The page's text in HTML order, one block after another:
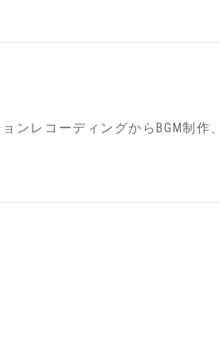
ンレコーディングからBGM制作